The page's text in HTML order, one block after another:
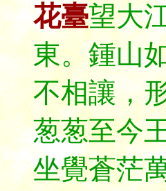
花臺望大
東。鍾山
不相讓，
葱葱至今
坐覺蒼茫